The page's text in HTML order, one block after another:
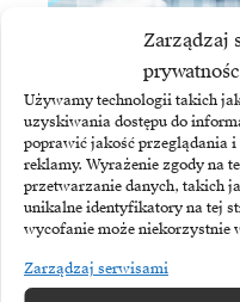
Zarządzaj
Używamy technologii takich
uzyskiwania dostępu do
poprawić jakość przeglądania
reklamy. Wyrażenie zgody na
przetwarzanie danych, takich
unikalne identyfikatory na tej
wycofanie może niekorzystnie
Zarządzaj serwisami
ASSECO BUSINESS
Asseco Business
i sprzedaży ERP